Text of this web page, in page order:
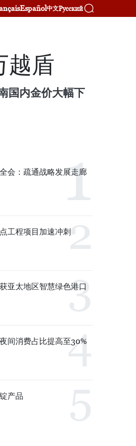
Español中文Русский
越盾
国内金价大幅下
会：疏通战略发展走廊
工程项目加速冲刺
亚太地区智慧绿色港口
间消费占比提高至30%
产品